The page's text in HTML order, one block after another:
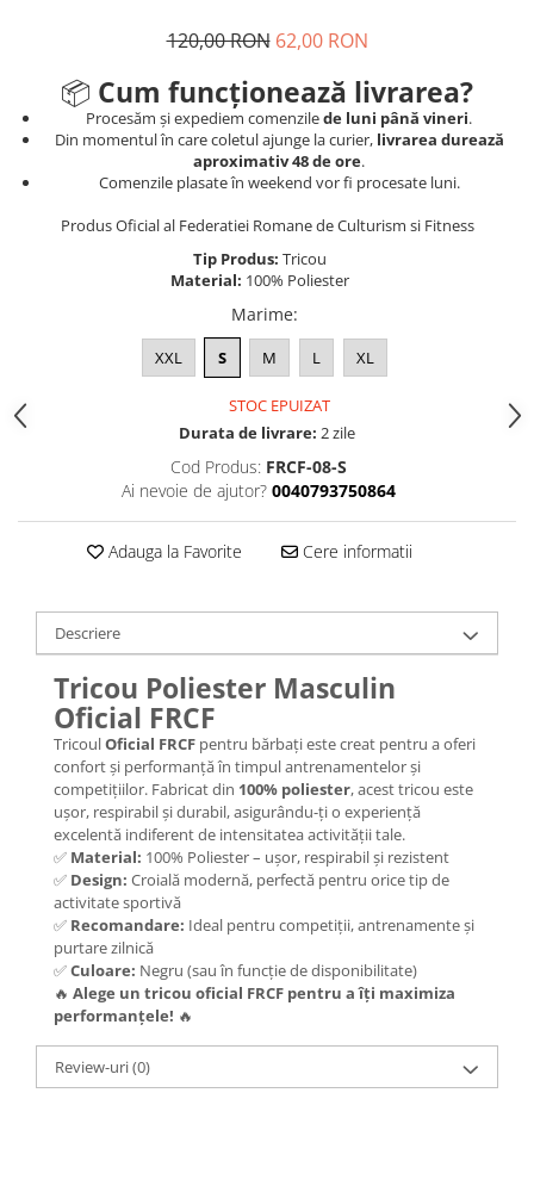
120,00 RON 62,00 RON
📦 Cum funcționează livrarea?
Procesăm și expediem comenzilede luni până vineri.
Din momentul în care coletul ajunge la curier, livrarea durează
aproximativ 48 de ore.
Comenzile plasate în weekend vor fi procesate luni.
Produs Oficial al Federatiei Romane de Culturism si Fitness
Tip Produs: Tricou
Material: 100% Poliester
Marime:
XXL S M L XL
STOC EPUIZAT
Durata de livrare: 2 zile
Cod Produs: FRCF-08-S
Ai nevoie de ajutor? 0040793750864
Adauga la Favorite Cere informatii
Descriere
Tricou Poliester Masculin
Oficial FRCF
TricoulOficial FRCF pentru bărbați este creat pentru a oferi
confort și performanță în timpul antrenamentelor și
competițiilor. Fabricat din 100% poliester, acest tricou este
ușor, respirabil și durabil, asigurându-ți o experiență
excelentă indiferent de intensitatea activității tale.
✅ Material: 100% Poliester – ușor, respirabil și rezistent
✅ Design: Croială modernă, perfectă pentru orice tip de
activitate sportivă
✅ Recomandare: Ideal pentru competiții, antrenamente și
purtare zilnică
✅Culoare: Negru (sau în funcție de disponibilitate)
🔥 Alege un tricou oficial FRCF pentru a îți maximiza
performanțele! 🔥
Review-uri(0)